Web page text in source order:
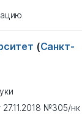
(Санкт-
№305/